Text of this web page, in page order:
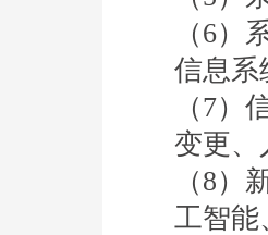
（6
信息系
（7
变更、
（8
工智能